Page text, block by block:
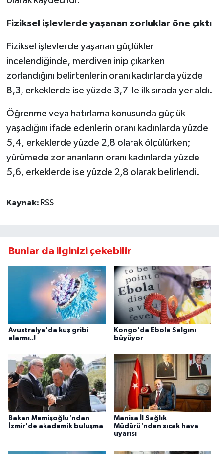
Fiziksel işlevlerde yaşanan zorluklar öne çıktı
Fiziksel işlevlerde yaşanan güçlükler
incelendiğinde, merdiven inip çıkarken
zorlandığını belirtenlerin oranı kadınlarda yüzde
8,3, erkeklerde ise yüzde 3,7 ile ilk sırada yer aldı.
Öğrenme veya hatırlama konusunda güçlük
yaşadığını ifade edenlerin oranı kadınlarda yüzde
5,4, erkeklerde yüzde 2,8 olarak ölçülürken;
yürümede zorlananların oranı kadınlarda yüzde
5,6, erkeklerde ise yüzde 2,8 olarak belirlendi.
Kaynak: RSS
Bunlar da ilginizi çekebilir
Avustralya'da kuş gribi
alarmı..!
Kongo'da Ebola Salgını
büyüyor
Bakan Memişoğlu'ndan
İzmir'de akademik buluşma
Manisa İl Sağlık
Müdürü'nden sıcak hava
uyarısı